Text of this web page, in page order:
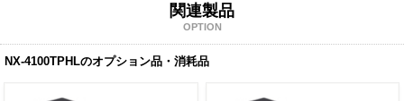
関連製品
OPTION
NX-4100TPHLのオプション品・消耗品